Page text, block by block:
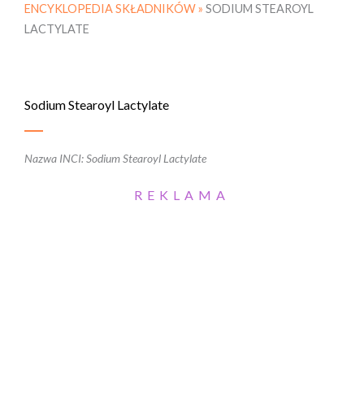
ENCYKLOPEDIA SKŁADNIKÓW » SODIUM STEAROYL
LACTYLATE
Sodium Stearoyl Lactylate
Nazwa INCI: Sodium Stearoyl Lactylate
REKLAMA